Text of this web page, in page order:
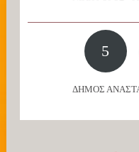
5
ΔΗΜΟΣ